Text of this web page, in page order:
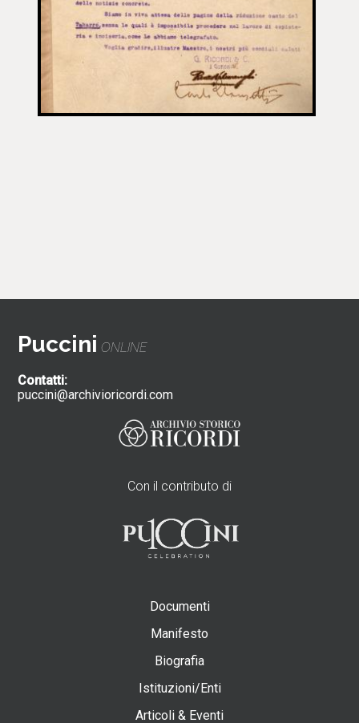
Puccini ONLINE
Contatti:
puccini@archivioricordi.com
Con il contributo di
Documenti
Manifesto
Biografia
Istituzioni/Enti
Articoli & Eventi